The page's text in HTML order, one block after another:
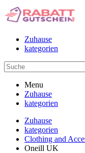
Zuhause
kategorien
Menu
Zuhause
kategorien
Zuhause
kategorien
Clothing and
Oneill UK